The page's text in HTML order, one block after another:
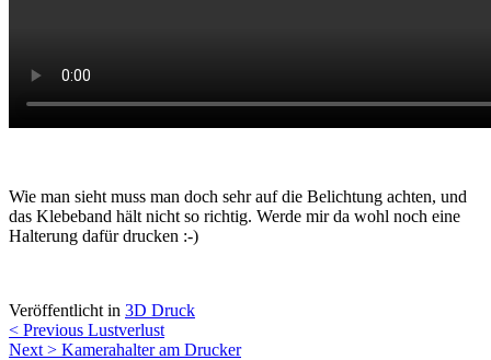
Wie man sieht muss man doch sehr auf die Belichtung achten, und
das Klebeband hält nicht so richtig. Werde mir da wohl noch eine
Halterung dafür drucken :-)
Veröffentlicht in 3D Druck
Beitragsnavigation
< Previous Lustverlust
Next > Kamerahalter am Drucker